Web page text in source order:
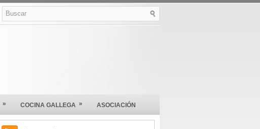
» COCINA GALLEGA » ASOCIACIÓN